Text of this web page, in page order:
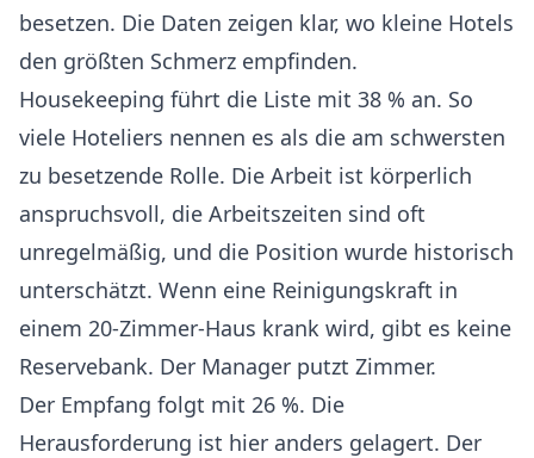
besetzen. Die Daten zeigen klar, wo kleine Hotels
den größten Schmerz empfinden.
Housekeeping führt die Liste mit 38 % an. So
viele Hoteliers nennen es als die am schwersten
zu besetzende Rolle. Die Arbeit ist körperlich
anspruchsvoll, die Arbeitszeiten sind oft
unregelmäßig, und die Position wurde historisch
unterschätzt. Wenn eine Reinigungskraft in
einem 20-Zimmer-Haus krank wird, gibt es keine
Reservebank. Der Manager putzt Zimmer.
Der Empfang folgt mit 26 %. Die
Herausforderung ist hier anders gelagert. Der